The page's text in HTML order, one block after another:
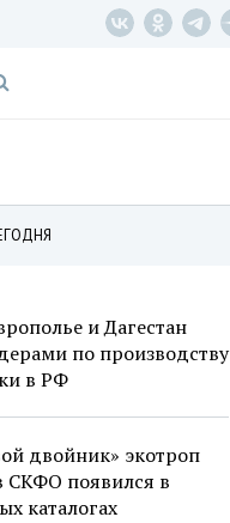
и Дагестан
по производству
в РФ
двойник» экотроп
СКФО появился в
каталогах